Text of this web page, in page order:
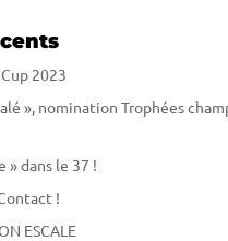
2023
», nomination Trophées
» dans le 37 !
!
ESCALE